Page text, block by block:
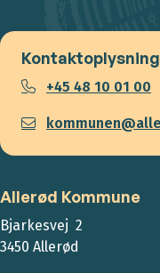
+45 48 10 01 00
Allerød Kommune
Bjarkesvej 2
3450 Allerød